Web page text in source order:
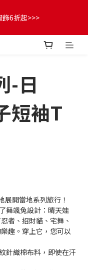
6折起>>>
(最高回饋$1,200)
-日
短袖T
展開當地系列旅行！
舞颯兔設計：晴天娃
者、招財貓、宅舞、
趣。穿上它，您可以
針織棉布料，即使在汗